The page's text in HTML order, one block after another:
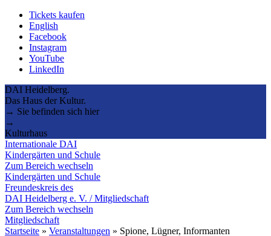
Tickets kaufen
English
Facebook
Instagram
YouTube
LinkedIn
DAI Heidelberg.
Das Haus der Kultur.
→ Sie befinden sich hier
→
Kulturhaus
Internationale DAI
Kindergärten und Schule
Zum Bereich wechseln
Kindergärten und Schule
Freundeskreis des
DAI Heidelberg e. V. / Mitgliedschaft
Zum Bereich wechseln
Mitgliedschaft
Startseite » Veranstaltungen » Spione, Lügner, Informanten